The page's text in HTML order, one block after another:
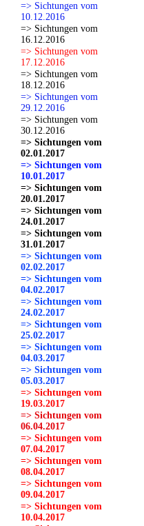
=> Sichtungen vom
10.12.2016
=> Sichtungen vom
16.12.2016
=> Sichtungen vom
17.12.2016
=> Sichtungen vom
18.12.2016
=> Sichtungen vom
29.12.2016
=> Sichtungen vom
30.12.2016
=> Sichtungen vom
02.01.2017
=> Sichtungen vom
10.01.2017
=> Sichtungen vom
20.01.2017
=> Sichtungen vom
24.01.2017
=> Sichtungen vom
31.01.2017
=> Sichtungen vom
02.02.2017
=> Sichtungen vom
04.02.2017
=> Sichtungen vom
24.02.2017
=> Sichtungen vom
25.02.2017
=> Sichtungen vom
04.03.2017
=> Sichtungen vom
05.03.2017
=> Sichtungen vom
19.03.2017
=> Sichtungen vom
06.04.2017
=> Sichtungen vom
07.04.2017
=> Sichtungen vom
08.04.2017
=> Sichtungen vom
09.04.2017
=> Sichtungen vom
10.04.2017